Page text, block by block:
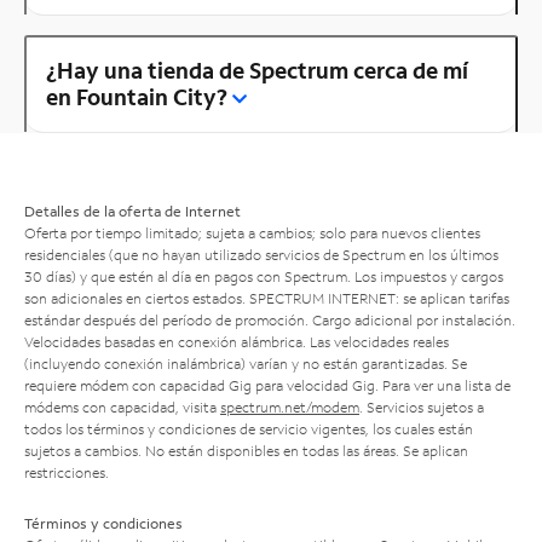
¿Hay una tienda de Spectrum cerca de mí
en Fountain City?
Detalles de la oferta de Internet
Oferta por tiempo limitado; sujeta a cambios; solo para nuevos clientes
residenciales (que no hayan utilizado servicios de Spectrum en los últimos
30 días) y que estén al día en pagos con Spectrum. Los impuestos y cargos
son adicionales en ciertos estados. SPECTRUM INTERNET: se aplican tarifas
estándar después del período de promoción. Cargo adicional por instalación.
Velocidades basadas en conexión alámbrica. Las velocidades reales
(incluyendo conexión inalámbrica) varían y no están garantizadas. Se
requiere módem con capacidad Gig para velocidad Gig. Para ver una lista de
módems con capacidad, visita spectrum.net/modem . Servicios sujetos a
todos los términos y condiciones de servicio vigentes, los cuales están
sujetos a cambios. No están disponibles en todas las áreas. Se aplican
restricciones.
Términos y condiciones